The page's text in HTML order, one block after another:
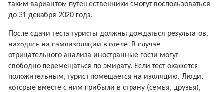
таким вариантом путешественники смогут воспользоваться
до 31 декабря 2020 года.
После сдачи теста туристы должны дождаться результатов,
находясь на самоизоляции в отеле. В случае
отрицательного анализа иностранные гости могут
свободно перемещаться по эмирату. Если тест окажется
положительным, турист помещается на изоляцию. Люди,
которые вместе с ним прибыли в страну (семья, друзья),